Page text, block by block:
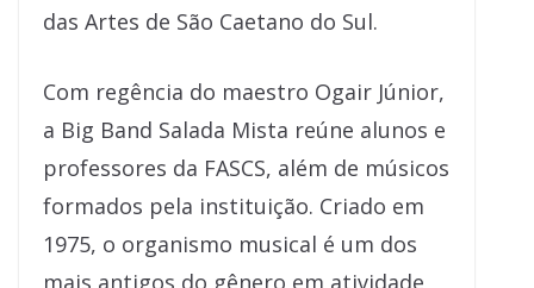
das Artes de São Caetano do Sul.
Com regência do maestro Ogair Júnior,
a Big Band Salada Mista reúne alunos e
professores da FASCS, além de músicos
formados pela instituição. Criado em
1975, o organismo musical é um dos